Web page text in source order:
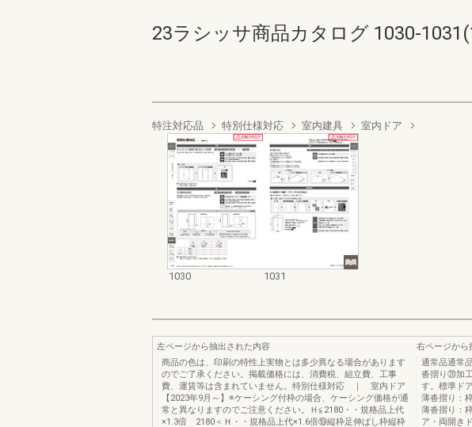
23ラシッサ商品カタログ 1030-
特注対応品 特別仕様対応 室内建具 室内ドア
1030 1031
左ページから抽出された内容
商品の色は、印刷の特性上実物とは多少異なる場合があります
のでご了承ください。掲載価格には、消費税、組立費、工事
費、運賃等は含まれていません。特別仕様対応 ｜ 室内ドア
【2023年9月～】※ケーシング付枠の場合、ケーシング価格が通
常と異なりますのでご注意ください。Ｈ≦2180・・規格品上代
×1.3倍 2180＜Ｈ・・規格品上代×1.6倍⑲縦枠足伸ばし枠縦枠
右ページから
通常品通常
沓摺り⑳加
す。標準ド
薄沓摺り：
薄沓摺り：
ア・両開き